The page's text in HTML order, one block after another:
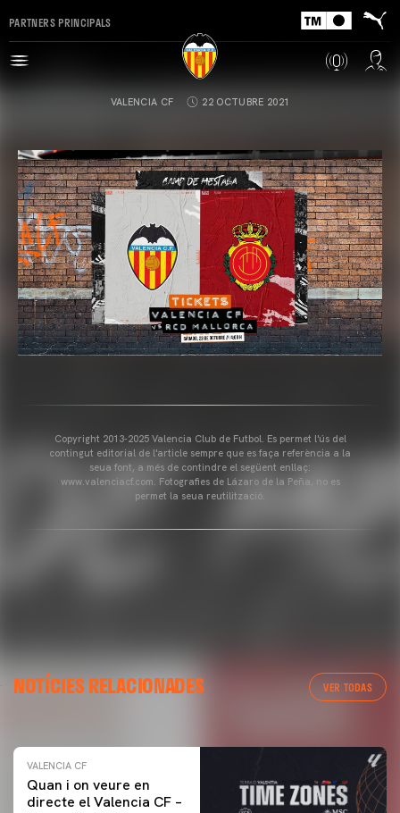
PARTNERS PRINCIPALS
VALENCIA CF 22 OCTUBRE 2021
Copyright 2013-2025 Valencia Club de Futbol. Es permet l'ús del
contingut editorial de l'article sempre que es faça referència a la
seua font, a més de contindre el següent enllaç:
www.valenciacf.com. Fotografies de Lázaro de la Peña, no es
permet la seua reutilització.
NOTÍCIES RELACIONADES VER TODAS
ENTRENAMENT DEL VALENCIA CF 04/03/26
VALENCIA CF
Quan i on veure en
directe el Valencia CF –